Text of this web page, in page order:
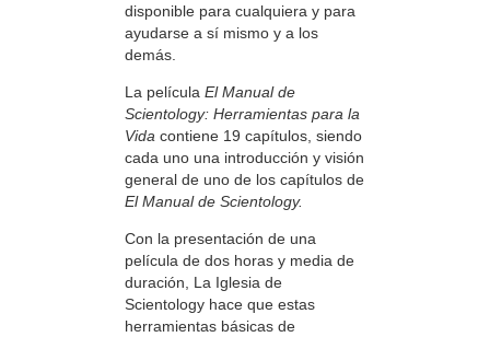
disponible para cualquiera y para
ayudarse a sí mismo y a los
demás.
La película El Manual de
Scientology: Herramientas para la
Vida contiene 19 capítulos, siendo
cada uno una introducción y visión
general de uno de los capítulos de
El Manual de Scientology.
Con la presentación de una
película de dos horas y media de
duración, La Iglesia de
Scientology hace que estas
herramientas básicas de